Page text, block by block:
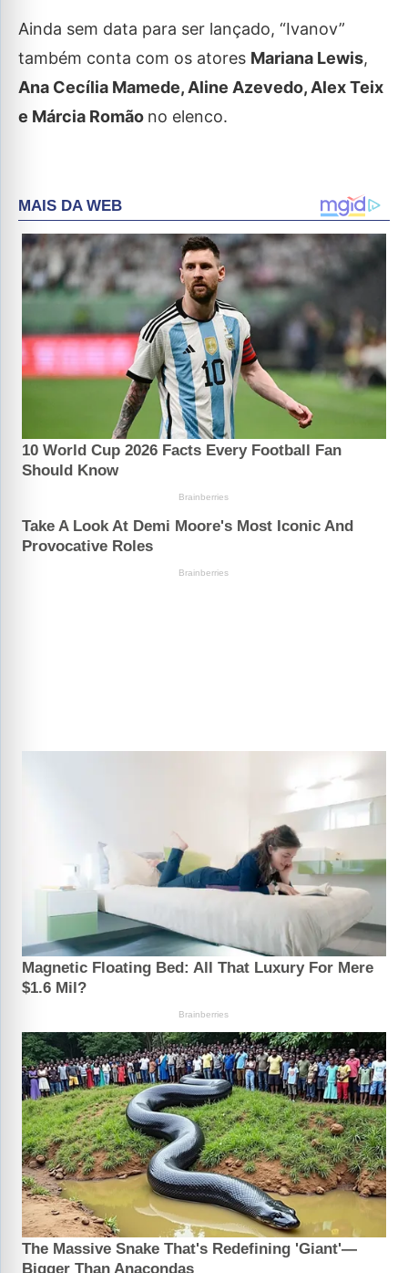
Ainda sem data para ser lançado, “Ivanov”
também conta com os atores Mariana Lewis,
Ana Cecília Mamede, Aline Azevedo, Alex Teix
e Márcia Romão no elenco.